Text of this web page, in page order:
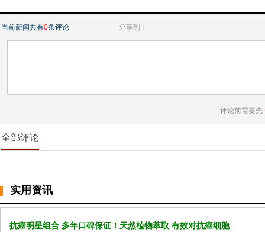
当前新闻共有0条评论 分享到：
评论前需要先
全部评论
实用资讯
抗癌明星组合 多年口碑保证！天然植物萃取 有效对抗癌细胞